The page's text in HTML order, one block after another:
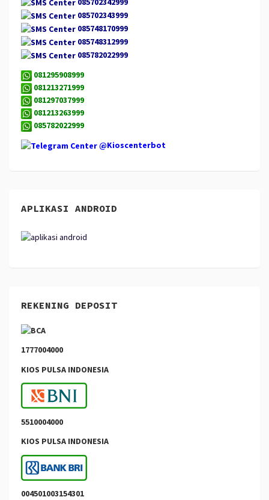
085702343999
085748170999
085748312999
085782022999
081295908999
081213271999
081297037999
081213263999
085782022999
@Kioscenterbot
APLIKASI ANDROID
REKENING DEPOSIT
1777004000
KIOS PULSA INDONESIA
5510004000
KIOS PULSA INDONESIA
004501003154301